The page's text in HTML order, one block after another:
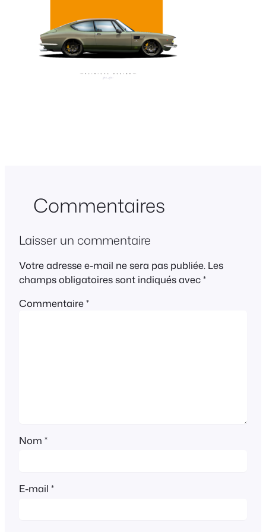
Commentaires
Laisser un commentaire
Votre adresse e-mail ne sera pas publiée. Les
champs obligatoires sont indiqués avec*
Commentaire*
Nom *
E-mail *